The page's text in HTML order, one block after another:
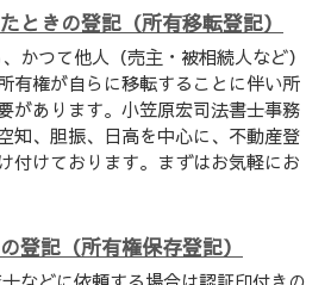
ときの登記（所有移転登記）
かつて他人（売主・被相続人など）
有権が自らに移転することに伴い所
があります。小笠原宏司法書士事務
知、胆振、日高を中心に、不動産登
付けております。まずはお気軽にお
登記（所有権保存登記）